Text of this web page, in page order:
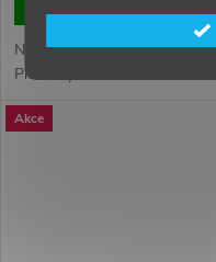
Náhradní displej pro iPhone 6
Plus, bílý.
Akce